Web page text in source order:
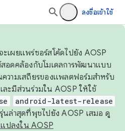
ลงชื่อเข้าใช้
เผยแพร่ซอร์สโค้ดไปยัง AOSP
อดคล้องกับโมเดลการพัฒนาแบบ
วามเสถียรของแพลตฟอร์มสำหรับ
ละมีส่วนร่วมใน AOSP ให้ใช้
android-latest-release
นล่าสุดที่พุชไปยัง AOSP เสมอ ดู
ปลงใน AOSP